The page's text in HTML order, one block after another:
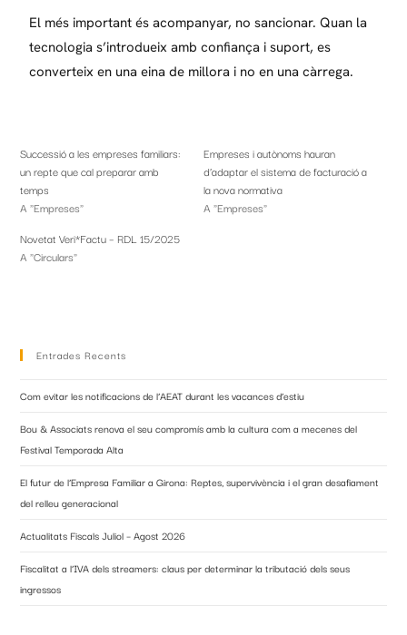
El més important és acompanyar, no sancionar. Quan la
tecnologia s’introdueix amb confiança i suport, es
converteix en una eina de millora i no en una càrrega.
Successió a les empreses familiars:
un repte que cal preparar amb
temps
A "Empreses"
Empreses i autònoms hauran
d’adaptar el sistema de facturació a
la nova normativa
A "Empreses"
Novetat Veri*Factu – RDL 15/2025
A "Circulars"
Entrades Recents
Com evitar les notificacions de l’AEAT durant les vacances d’estiu
Bou & Associats renova el seu compromís amb la cultura com a mecenes del
Festival Temporada Alta
El futur de l’Empresa Familiar a Girona: Reptes, supervivència i el gran desafiament
del relleu generacional
Actualitats Fiscals Juliol – Agost 2026
Fiscalitat a l’IVA dels streamers: claus per determinar la tributació dels seus
ingressos